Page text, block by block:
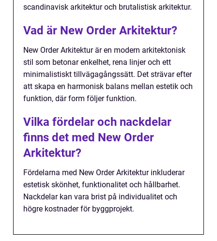
scandinavisk arkitektur och brutalistisk arkitektur.
Vad är New Order Arkitektur?
New Order Arkitektur är en modern arkitektonisk
stil som betonar enkelhet, rena linjer och ett
minimalistiskt tillvägagångssätt. Det strävar efter
att skapa en harmonisk balans mellan estetik och
funktion, där form följer funktion.
Vilka fördelar och nackdelar
finns det med New Order
Arkitektur?
Fördelarna med New Order Arkitektur inkluderar
estetisk skönhet, funktionalitet och hållbarhet.
Nackdelar kan vara brist på individualitet och
högre kostnader för byggprojekt.